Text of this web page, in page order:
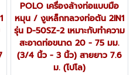
POLO เครื่องล้างท่อแบบมือ
หมุน / งูเหล็กทลวงท่อตัน 2IN1
รุ่น D-50SZ-2 เหมาะกับทำความ
สะอาดท่อขนาด 20 - 75 มม.
(3/4 นิ้ว - 3 นิ้ว) สายยาว 7.6
ม. (โปโล)